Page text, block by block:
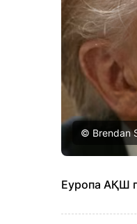
© Brendan
Еуропа АҚШ